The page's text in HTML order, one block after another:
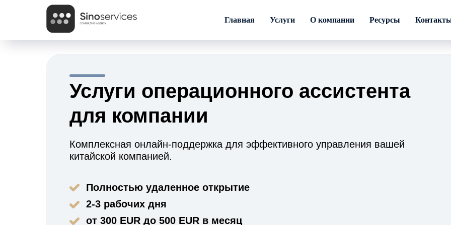
Главная Услуги О компании Ресурсы
Услуги операционного ассистента
для компании
Полностью удаленное открытие
2-3 рабочих дня
от 300 EUR до 500 EUR в месяц
Комплексная онлайн-поддержка для эффективного управления вашей
китайской компанией.